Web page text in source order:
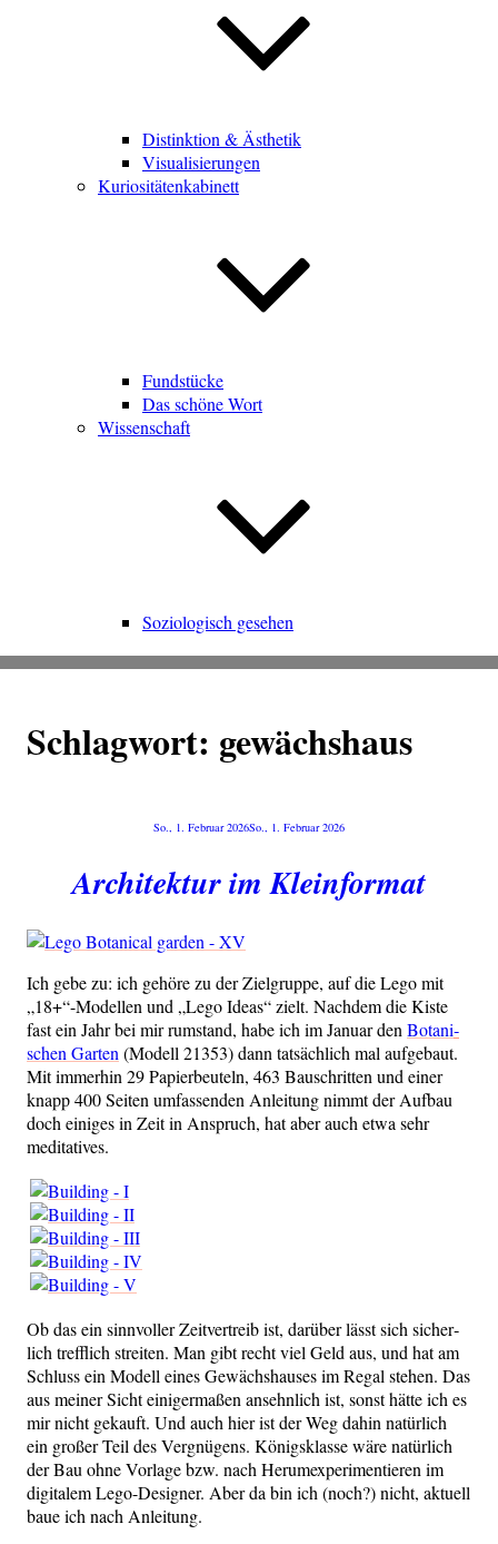
Distinktion & Ästhetik
Visualisierungen
Kuriositätenkabinett
Fundstücke
Das schöne Wort
Wissenschaft
Soziologisch gesehen
Schlagwort: gewächshaus
Veröffentlicht
So., 1. Februar 2026So., 1. Februar 2026
Architektur im Kleinformat
Ich gebe zu: ich gehö­re zu der Ziel­grup­pe, auf die Lego mit
„18+“-Modellen und „Lego Ide­as“ zielt. Nach­dem die Kis­te
fast ein Jahr bei mir rum­stand, habe ich im Janu­ar denBota­ni­
schen Gar­ten(Modell 21353) dann tat­säch­lich mal auf­ge­baut.
Mit immer­hin 29 Papier­beu­teln, 463 Bau­schrit­ten und einer
knapp 400 Sei­ten umfas­sen­den Anlei­tung nimmt der Auf­bau
doch eini­ges in Zeit in Anspruch, hat aber auch etwa sehr
meditatives.
Ob das ein sinn­vol­ler Zeit­ver­treib ist, dar­über lässt sich sicher­
lich treff­lich strei­ten. Man gibt recht viel Geld aus, und hat am
Schluss ein Modell eines Gewächs­hau­ses im Regal ste­hen. Das
aus mei­ner Sicht eini­ger­ma­ßen ansehn­lich ist, sonst hät­te ich es
mir nicht gekauft. Und auch hier ist der Weg dahin natür­lich
ein gro­ßer Teil des Ver­gnü­gens. Königs­klas­se wäre natür­lich
der Bau ohne Vor­la­ge bzw. nach Her­um­ex­pe­ri­men­tie­ren im
digi­ta­lem Lego-Desi­gner. Aber da bin ich (noch?) nicht, aktu­ell
baue ich nach Anleitung.